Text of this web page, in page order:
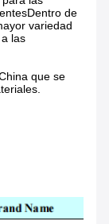
de
variedad
las
que se